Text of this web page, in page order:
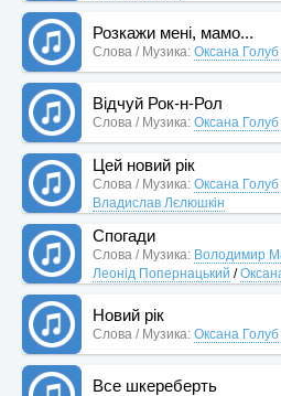
Розкажи мені, мамо...
Слова / Музика: Оксана Голуб
Відчуй Рок-н-Рол
Слова / Музика: Оксана Голуб
Цей новий рік
Слова / Музика: Оксана Голуб
Владислав Лєлюшкін
Спогади
Слова / Музика: Володимир
Леонід Попернацький /
Новий рік
Слова / Музика: Оксана Голуб
Все шкереберть